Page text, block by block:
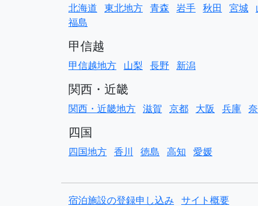
北海道 東北地方 青森 岩手 秋田 宮城
福島
甲信越
甲信越地方 山梨 長野 新潟
関西・近畿
関西・近畿地方 滋賀 京都 大阪 兵庫
四国
四国地方 香川 徳島 高知 愛媛
宿泊施設の登録申し込み サイト概要